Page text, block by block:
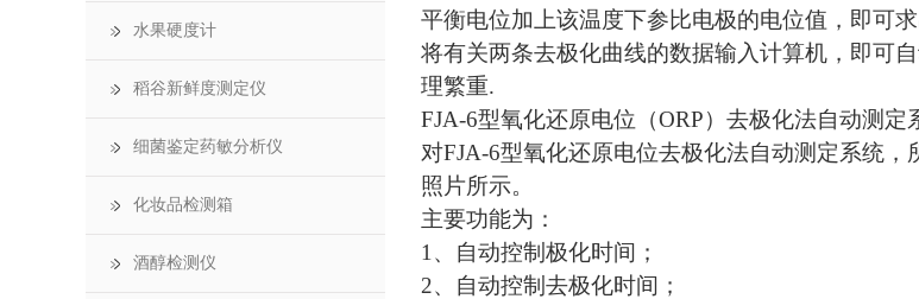
平衡电位加上该温度下参比电极的电位值，即可求
将有关两条去极化曲线的数据输入计算机，即可
理繁重.
FJA-6型氧化还原电位（ORP）去极化法自动测定
对FJA-6型氧化还原电位去极化法自动测定系统
照片所示。
主要功能为：
1、自动控制极化时间；
2、自动控制去极化时间；
水果硬度计
稻谷新鲜度测定仪
细菌鉴定药敏分析仪
化妆品检测箱
酒醇检测仪